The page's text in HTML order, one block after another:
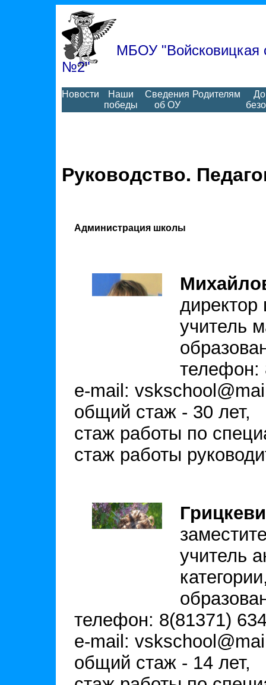
МБОУ "Войсковицкая
№2"
Новости
Наши
победы
Сведения
об ОУ
Родителям
Руководство.
Администрация школы
учитель
телефон:
e-mail:
общий стаж - 30 лет,
стаж работы по
стаж работы
учитель
телефон: 8(81371)
e-mail:
общий стаж - 14 лет,